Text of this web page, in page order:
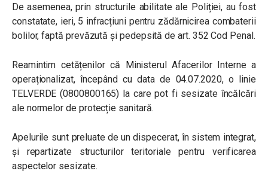
De asemenea, prin structurile abilitate ale Poliției, au fost
constatate, ieri, 5 infracțiuni pentru zădărnicirea combaterii
bolilor, faptă prevăzută și pedepsită de art. 352 Cod Penal.
Reamintim cetățenilor că Ministerul Afacerilor Interne a
operaționalizat, începând cu data de 04.07.2020, o linie
TELVERDE (0800800165) la care pot fi sesizate încălcări
ale normelor de protecție sanitară.
Apelurile sunt preluate de un dispecerat, în sistem integrat,
și repartizate structurilor teritoriale pentru verificarea
aspectelor sesizate.